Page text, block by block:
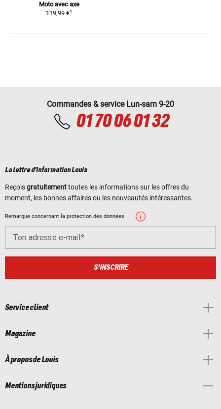
Moto avec axe
119,99 €1
Commandes & service Lun-sam 9-20
01 70 06 01 32
La lettre d'information Louis
Reçoisgratuitementtoutes les informations sur les offres du
moment, les bonnes affaires ou les nouveautés intéressantes.
Remarque concernant la protection des données
Ton adresse e-mail
S'INSCRIRE
Service client
Magazine
À propos de Louis
Mentions juridiques